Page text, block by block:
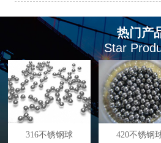
热门产
Star
316不锈钢球 420不锈钢